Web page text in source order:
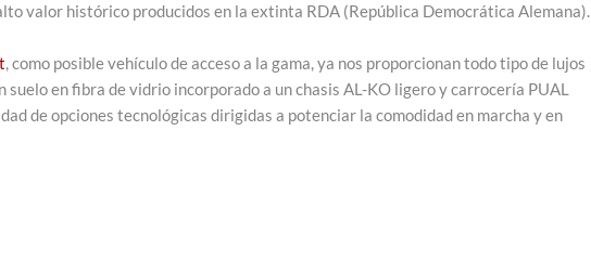
valor histórico producidos en la extinta RDA (República Democrática Alemana).
, como posible vehículo de acceso a la gama, ya nos proporcionan todo tipo de lujos
suelo en fibra de vidrio incorporado a un chasis AL-KO ligero y carrocería PUAL
de opciones tecnológicas dirigidas a potenciar la comodidad en marcha y en